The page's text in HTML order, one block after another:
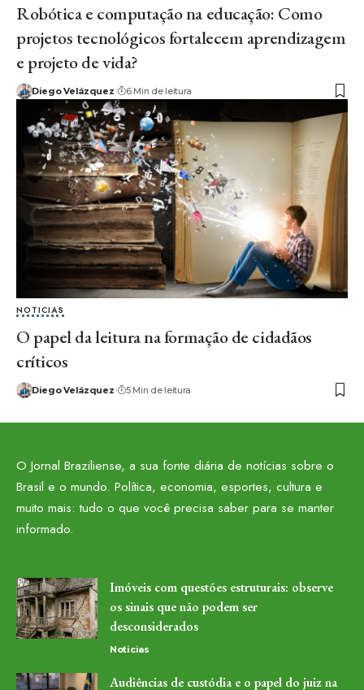
Robótica e computação na educação: Como
projetos tecnológicos fortalecem aprendizagem
e projeto de vida?
Diego Velázquez 6 Min de leitura
NOTICIAS
O papel da leitura na formação de cidadãos
críticos
Diego Velázquez 5 Min de leitura
O Jornal Braziliense, a sua fonte diária de notícias sobre o
Brasil e o mundo. Política, economia, esportes, cultura e
muito mais: tudo o que você precisa saber para se manter
informado.
Imóveis com questões estruturais: observe
os sinais que não podem ser
desconsiderados
Noticias
Audiências de custódia e o papel do juiz na